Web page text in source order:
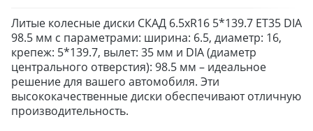
ЗИМНИЕ
ЛЕТНИЕ
ВСЕСЕЗОННЫЕ
ДЛЯ ГРУЗОВЫХ АВТО
ДЛЯ СПЕЦТЕХНИКИ
Литые колесные диски СКАД 6.5xR16 5*139.7 ET35 DIA
98.5 мм с параметрами: ширина: 6.5, диаметр: 16,
крепеж: 5*139.7, вылет: 35 мм и DIA (диаметр
центрального отверстия): 98.5 мм – идеальное
решение для вашего автомобиля. Эти
высококачественные диски обеспечивают отличную
производительность.